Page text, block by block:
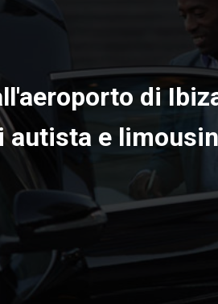
di
autista e